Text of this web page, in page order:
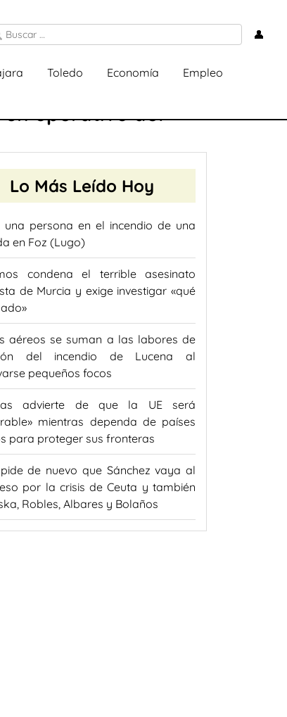
👤
Toledo Economía Empleo
un operativo del
Lo Más Leído Hoy
una persona en el incendio de una
en Foz (Lugo)
condena el terrible asesinato
de Murcia y exige investigar «qué
aéreos se suman a las labores de
del incendio de Lucena al
pequeños focos
advierte de que la UE será
mientras dependa de países
para proteger sus fronteras
de nuevo que Sánchez vaya al
por la crisis de Ceuta y también
Robles, Albares y Bolaños